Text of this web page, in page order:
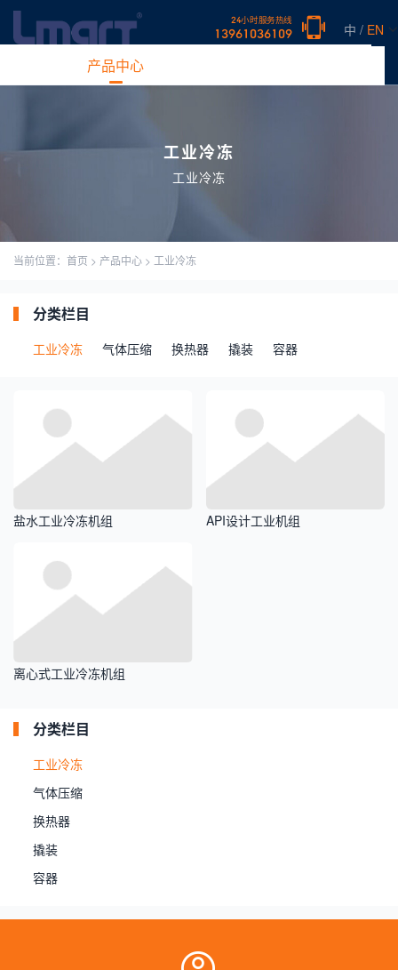
中 / EN
24小时服务热线
13961036109
产品中心
工业冷冻
工业冷冻
当前位置： 首页 > 产品中心 > 工业冷冻
分类栏目
工业冷冻 气体压缩 换热器 撬装 容器
盐水工业冷冻机组 API设计工业机组
离心式工业冷冻机组
分类栏目
工业冷冻
气体压缩
换热器
撬装
容器